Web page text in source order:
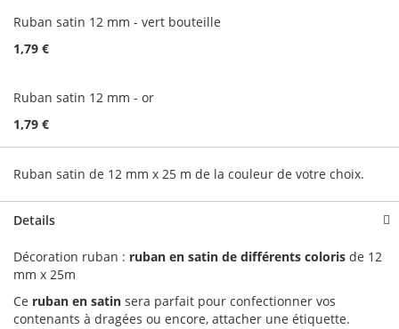
Ruban satin 12 mm - vert bouteille
1,79 €
Ruban satin 12 mm - or
1,79 €
Ruban satin de 12 mm x 25 m de la couleur de votre choix.
Details
Décoration ruban : ruban en satin de différents coloris de 12
mm x 25m
Ce ruban en satin sera parfait pour confectionner vos
contenants à dragées ou encore, attacher une étiquette.